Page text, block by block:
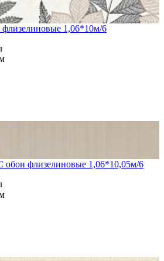
флизелиновые 1,06*10м/6
обои флизелиновые 1,06*10,05м/6